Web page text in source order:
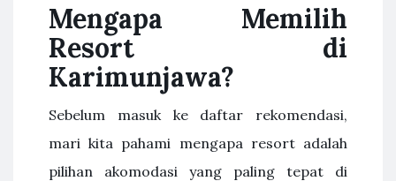
Mengapa Memilih
Resort di
Karimunjawa?
Sebelum masuk ke daftar rekomendasi,
mari kita pahami mengapa resort adalah
pilihan akomodasi yang paling tepat di